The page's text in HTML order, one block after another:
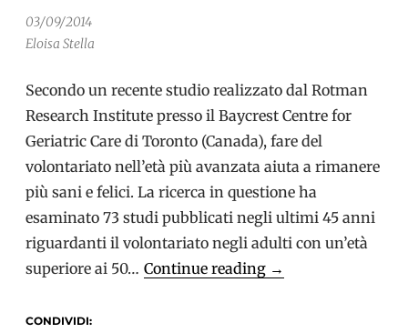
03/09/2014
Eloisa Stella
Secondo un recente studio realizzato dal Rotman
Research Institute presso il Baycrest Centre for
Geriatric Care di Toronto (Canada), fare del
volontariato nell’età più avanzata aiuta a rimanere
più sani e felici. La ricerca in questione ha
esaminato 73 studi pubblicati negli ultimi 45 anni
riguardanti il volontariato negli adulti con un’età
superiore ai 50… Continue reading Invecchiamento
→
CONDIVIDI: